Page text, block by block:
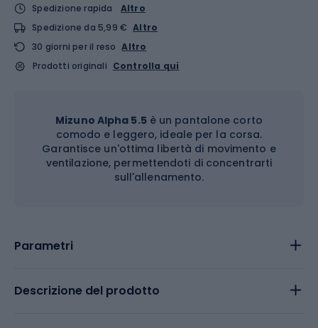
Spedizione rapida
Altro
Spedizione da 5,99 € Altro
30 giorni per il reso Altro
Prodotti originali Controlla qui
Mizuno Alpha 5.5è un pantalone corto
comodo e leggero, ideale per la corsa.
Garantisce un'ottima libertà di movimento e
ventilazione, permettendoti di concentrarti
sull'allenamento.
Parametri
Descrizione del prodotto